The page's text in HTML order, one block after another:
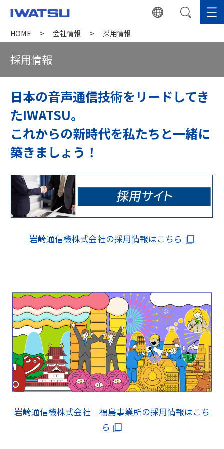
HOME 会社情報 採用情報
採用情報
日本の音声通信技術をリードしてき
たIWATSU。
これからの新時代を私たちと一緒に
築きましょう！
岩崎通信機株式会社の採用情報はこちら
岩崎通信機株式会社 福島事業所の採用情報はこち
ら